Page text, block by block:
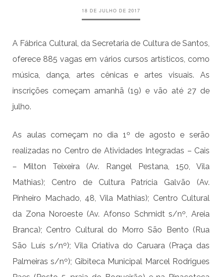
18 DE JULHO DE 2017
A Fábrica Cultural, da Secretaria de Cultura de Santos,
oferece 885 vagas em vários cursos artísticos, como
música, dança, artes cênicas e artes visuais. As
inscrições começam amanhã (19) e vão até 27 de
julho.
As aulas começam no dia 1º de agosto e serão
realizadas no Centro de Atividades Integradas – Cais
– Milton Teixeira (Av. Rangel Pestana, 150, Vila
Mathias); Centro de Cultura Patrícia Galvão (Av.
Pinheiro Machado, 48, Vila Mathias); Centro Cultural
da Zona Noroeste (Av. Afonso Schmidt s/nº, Areia
Branca); Centro Cultural do Morro São Bento (Rua
São Luís s/nº); Vila Criativa do Caruara (Praça das
Palmeiras s/nº); Gibiteca Municipal Marcel Rodrigues